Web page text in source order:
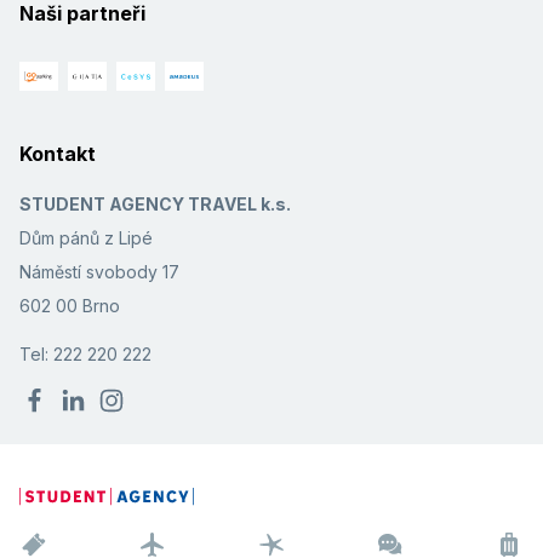
Naši partneři
Kontakt
STUDENT AGENCY TRAVEL k.s.
Dům pánů z Lipé
Náměstí svobody 17
602 00 Brno
Tel: 222 220 222